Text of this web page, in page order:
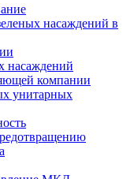
насаждений в
насаждений
компании
унитарных